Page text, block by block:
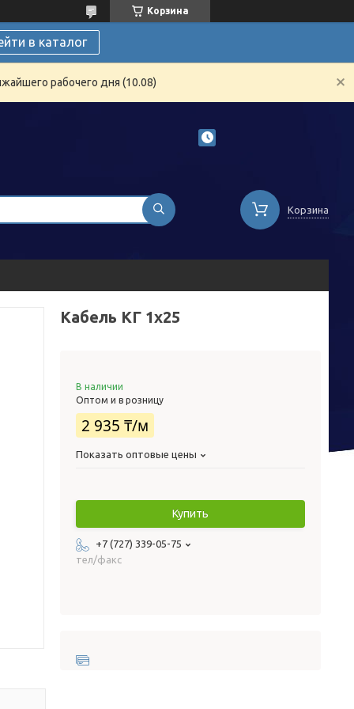
Корзина
в каталог
рабочего дня (10.08)
Корзина
Кабель КГ 1х25
В наличии
Оптом и в розницу
2 935 ₸/м
Показать оптовые цены
Купить
+7 (727) 339-05-75
тел/факс